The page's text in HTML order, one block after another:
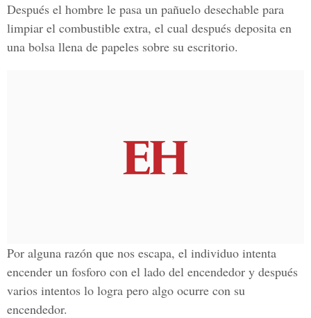
Después el hombre le pasa un pañuelo desechable para
limpiar el combustible extra, el cual después deposita en
una bolsa llena de papeles sobre su escritorio.
Por alguna razón que nos escapa, el individuo intenta
encender un fosforo con el lado del encendedor y después
varios intentos lo logra pero algo ocurre con su
encendedor.